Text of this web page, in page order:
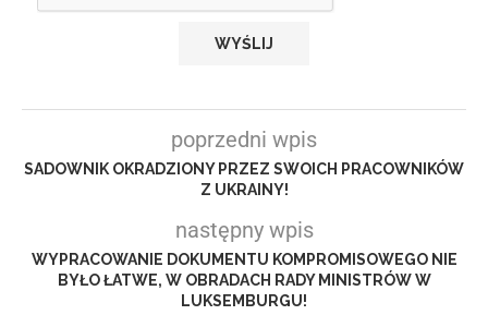
poprzedni wpis
SADOWNIK OKRADZIONY PRZEZ SWOICH PRACOWNIKÓW
Z UKRAINY!
następny wpis
WYPRACOWANIE DOKUMENTU KOMPROMISOWEGO NIE
BYŁO ŁATWE, W OBRADACH RADY MINISTRÓW W
LUKSEMBURGU!